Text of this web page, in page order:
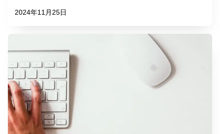
2024年11月25日